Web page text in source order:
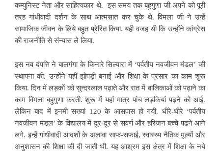
कम्युनिस्ट नेता और साहित्यकार थे. इस समय तक बहुगुणा जी अपने को पूरी
तरह गांधीवादी दर्शन के साथ आत्मसात कर चुके थे. विमला जी ने उन्हें
सामाजिक जीवन के लिये बहुत प्रेरित किया. यही वजह थी कि उन्होंने कांग्रेस
की राजनीति से संन्यास ले लिया.
इस नव दंपत्ति ने बालगंगा के किनारे सिल्यारा में ‘पर्वतीय नवजीवन मंडल’ की
स्थापना की. उन्होंने यहीं झोपड़ी बनाई और शिक्षा के प्रसार का काम शुरू
किया. दिन में लड़कों कोसुन्दरलाल पढ़ाते और रात में बालिकाओं को पढ़ाने का
काम विमला बहुगुणा करती. शुरू में यहां मात्र पांच लड़कियां पढ़ने को आई.
लेकिन बाद में इनमी सख्यां 120 के आसपास हो गयी. धीरे-धीरे ‘पर्वतीय
नवजीवन मंडल’ के विद्यालय में दूर-दूर से सवर्ण और हरिजन बच्चे पढने आने
लगे. इन्हें गांधीवादी आदर्शो के अलावा साफ-सफाई, स्वास्थ्य नैतिक मूल्यों और
अनुशासन की शिक्षा की दी जाती थी. यह आश्रम इस क्षेत्र में शिक्षा के नये